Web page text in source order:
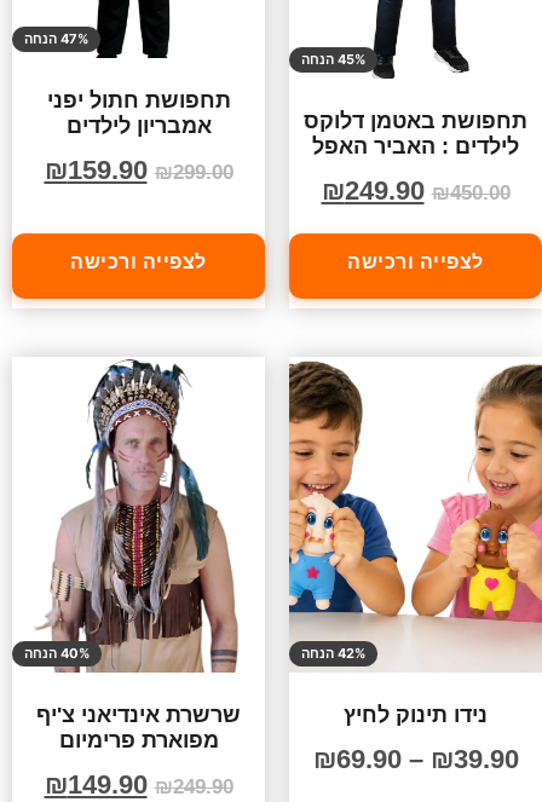
45% הנחה
תחפושת באטמן דלוקס
לילדים : האביר האפל
₪450.00
₪249.90
לצפייה ורכישה
47% הנחה
תחפושת חתול יפני
אמבריון לילדים
₪299.00
₪159.90
לצפייה ורכישה
42% הנחה
נידו תינוק לחיץ
₪39.90
–
₪69.90
40% הנחה
שרשרת אינדיאני צ'יף
מפוארת פרימיום
₪249.90
₪149.90